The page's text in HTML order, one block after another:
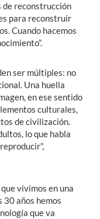
de reconstrucción
para reconstruir
Cuando hacemos
ser múltiples: no
Una huella
en ese sentido
culturales,
de civilización.
lo que habla
vivimos en una
años hemos
que va